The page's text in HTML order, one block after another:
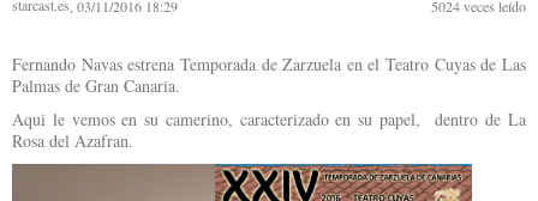
starcast.es , 03/11/2016 18:29 5024veces leído
Fernando Navas estrena Temporada de Zarzuela en el Teatro Cuyas de Las
Palmas de Gran Canaria.
Aqui le vemos en su camerino, caracterizado en su papel, dentro de La
Rosa del Azafran.